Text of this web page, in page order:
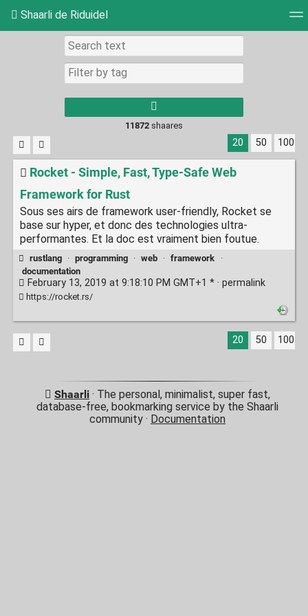
Shaarli de Riduidel
Daily
11872shaares
20 50 100
Rocket - Simple, Fast, Type-Safe Web
Framework for Rust
Sous ses airs de framework user-friendly, Rocket se
base sur hyper, et donc des technologies ultra-
performantes. Et la doc est vraiment bien foutue.
rustlang · programming · web · framework
·
documentation
February 13, 2019 at 9:18:10 PM GMT+1 * · permalink
https://rocket.rs/
20 50 100
Shaarli· The personal, minimalist, super fast,
database-free, bookmarking service by the Shaarli
community · Documentation